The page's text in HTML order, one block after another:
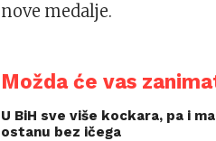
nove medalje.
Možda će vas
U BiH sve više kockara, pa i
ostanu bez ičega